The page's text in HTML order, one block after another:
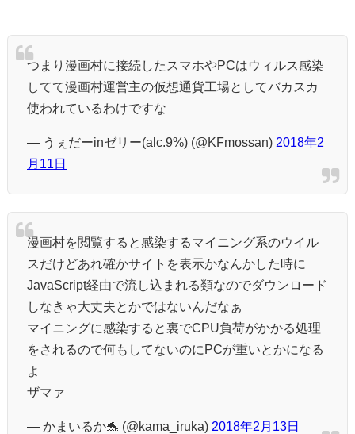
つまり漫画村に接続したスマホやPCはウィルス感染
してて漫画村運営主の仮想通貨工場としてバカスカ
使われているわけですな
— うぇだーinゼリー(alc.9%) (@KFmossan) 2018年2
月11日
漫画村を閲覧すると感染するマイニング系のウイル
スだけどあれ確かサイトを表示かなんかした時に
JavaScript経由で流し込まれる類なのでダウンロード
しなきゃ大丈夫とかではないんだなぁ
マイニングに感染すると裏でCPU負荷がかかる処理
をされるので何もしてないのにPCが重いとかになる
よ
ザマァ
— かまいるか🐬 (@kama_iruka) 2018年2月13日